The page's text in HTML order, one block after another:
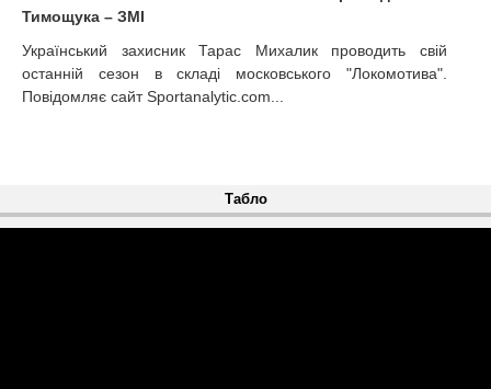
Тимощука – ЗМІ
Український захисник Тарас Михалик проводить свій
останній сезон в складі московського "Локомотива".
Повідомляє сайт Sportanalytic.com...
Табло